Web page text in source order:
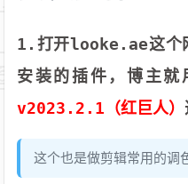
1.打开looke.ae这个
安装的插件，博主就
v2023.2.1（红巨人）
这个也是做剪辑常用的调